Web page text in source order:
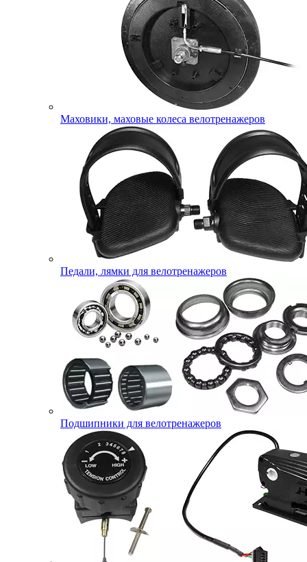
Маховики, маховые колеса велотренажеров
Педали, лямки для велотренажеров
Подшипники для велотренажеров